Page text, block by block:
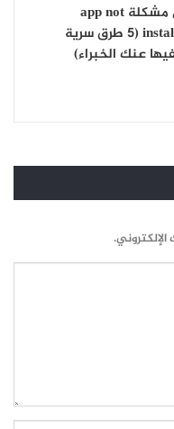
حل مشكلة app not
installed (5 طرق سرية
عنك الخبراء)